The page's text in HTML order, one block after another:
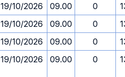
19/10/2026 09.00 0
19/10/2026 09.00 0
19/10/2026 09.00 0
19/10/2026 09.00 0